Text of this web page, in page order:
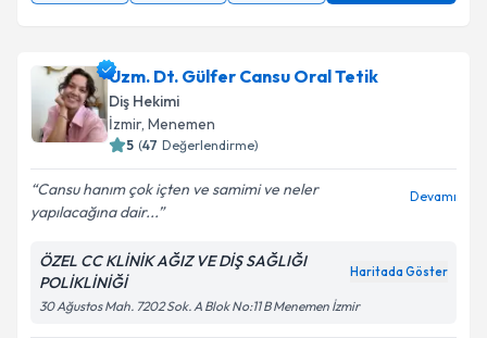
Uzm. Dt. Gülfer Cansu Oral Tetik
Diş Hekimi
İzmir, Menemen
5 (47 Değerlendirme)
Cansu hanım çok içten ve samimi ve neler
yapılacağına dair...
Devamı
ÖZEL CC KLİNİK AĞIZ VE DİŞ SAĞLIĞI
POLİKLİNİĞİ
Haritada Göster
30 Ağustos Mah. 7202 Sok. A Blok No:11 B Menemen İzmir